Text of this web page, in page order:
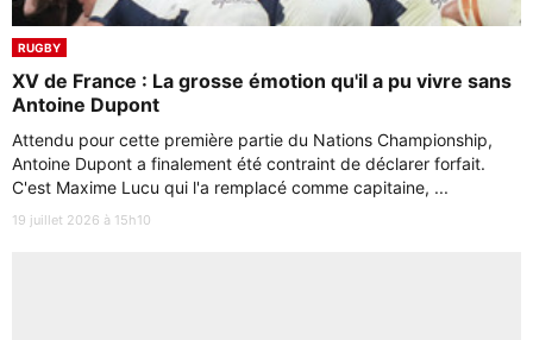
RUGBY
XV de France : La grosse émotion qu'il a pu vivre sans
Antoine Dupont
Attendu pour cette première partie du Nations Championship,
Antoine Dupont a finalement été contraint de déclarer forfait.
C'est Maxime Lucu qui l'a remplacé comme capitaine, ...
19 juillet 2026 à 15h10